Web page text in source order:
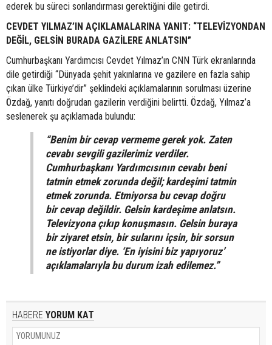
ederek bu süreci sonlandırması gerektiğini dile getirdi.
CEVDET YILMAZ’IN AÇIKLAMALARINA YANIT: “TELEVİZYONDAN
DEĞİL, GELSİN BURADA GAZİLERE ANLATSIN”
Cumhurbaşkanı Yardımcısı Cevdet Yılmaz’ın CNN Türk ekranlarında
dile getirdiği “Dünyada şehit yakınlarına ve gazilere en fazla sahip
çıkan ülke Türkiye’dir” şeklindeki açıklamalarının sorulması üzerine
Özdağ, yanıtı doğrudan gazilerin verdiğini belirtti. Özdağ, Yılmaz’a
seslenerek şu açıklamada bulundu:
“Benim bir cevap vermeme gerek yok. Zaten
cevabı sevgili gazilerimiz verdiler.
Cumhurbaşkanı Yardımcısının cevabı beni
tatmin etmek zorunda değil; kardeşimi tatmin
etmek zorunda. Etmiyorsa bu cevap doğru
bir cevap değildir. Gelsin kardeşime anlatsın.
Televizyona çıkıp konuşmasın. Gelsin buraya
bir ziyaret etsin, bir sularını içsin, bir sorsun
ne istiyorlar diye. ‘En iyisini biz yapıyoruz’
açıklamalarıyla bu durum izah edilemez.”
HABERE YORUM KAT